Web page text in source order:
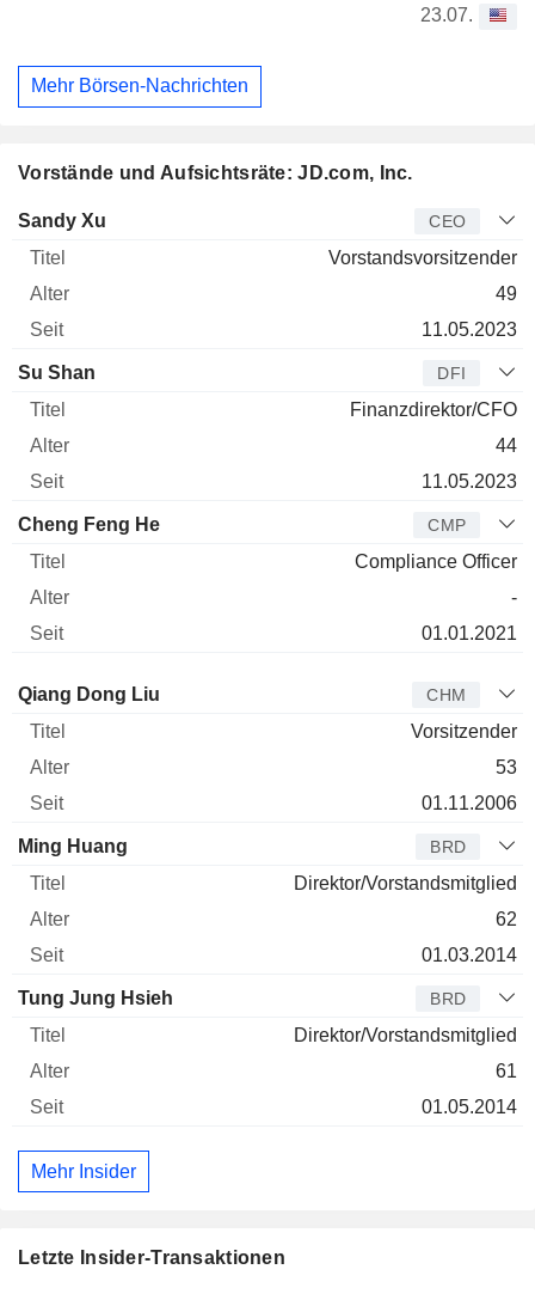
23.07.
Mehr Börsen-Nachrichten
Vorstände und Aufsichtsräte: JD.com, Inc.
Manager Titel
Sandy Xu CEO
Vorstandsvorsitzender
49
11.05.2023
Su Shan DFI
Finanzdirektor/CFO
44
11.05.2023
Cheng Feng He CMP
Compliance Officer
-
01.01.2021
Verwaltungsratsmitglied
Qiang Dong Liu CHM
Vorsitzender
53
01.11.2006
Ming Huang BRD
Direktor/Vorstandsmitglied
62
01.03.2014
Tung Jung Hsieh BRD
Direktor/Vorstandsmitglied
61
01.05.2014
Mehr Insider
Letzte Insider-Transaktionen